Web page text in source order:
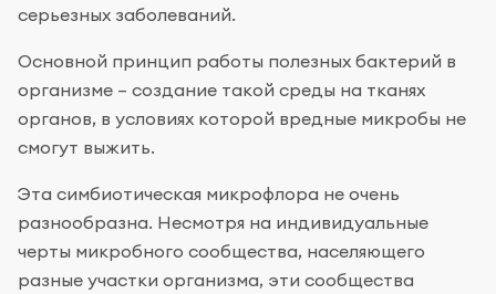
серьезных заболеваний.
Основной принцип работы полезных бактерий в
организме – создание такой среды на тканях
органов, в условиях которой вредные микробы не
смогут выжить.
Эта симбиотическая микрофлора не очень
разнообразна. Несмотря на индивидуальные
черты микробного сообщества, населяющего
разные участки организма, эти сообщества